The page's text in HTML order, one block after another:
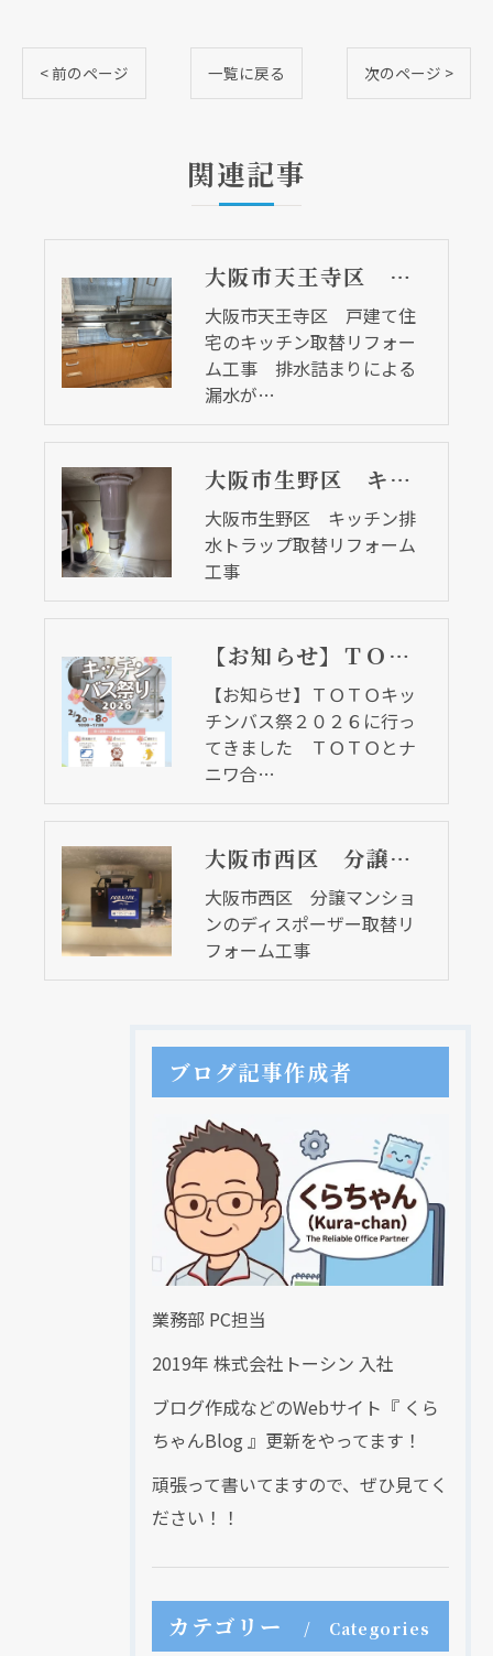
< 前のページ 一覧に戻る 次のページ >
関連記事
大阪市天王寺区 戸建て住宅のキッチン取替リフォーム工事 排水詰まりによる漏水が原因
大阪市天王寺区 戸建て住
宅のキッチン取替リフォー
ム工事 排水詰まりによる
漏水が…
大阪市生野区 キッチン排水トラップ取替リフォーム工事
大阪市生野区 キッチン排
水トラップ取替リフォーム
工事
【お知らせ】ＴＯＴＯキッチンバス祭２０２６に行ってきました ＴＯＴＯとナニワ合同イベント
【お知らせ】ＴＯＴＯキッ
チンバス祭２０２６に行っ
てきました ＴＯＴＯとナ
ニワ合…
大阪市西区 分譲マンションのディスポーザー取替リフォーム工事
大阪市西区 分譲マンショ
ンのディスポーザー取替リ
フォーム工事
ブログ記事作成者
業務部 PC担当
2019年 株式会社トーシン 入社
ブログ作成などのWebサイト『 くら
ちゃんBlog 』更新をやってます！
頑張って書いてますので、ぜひ見てく
ださい！！
カテゴリー Categories